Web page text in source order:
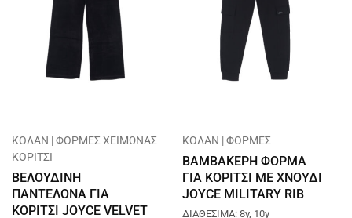
ΚΟΛΑΝ | ΦΟΡΜΕΣ ΧΕΙΜΩΝΑΣ
ΚΟΡΙΤΣΙ
ΒΕΛΟΥΔΙΝΗ
ΠΑΝΤΕΛΟΝΑ ΓΙΑ
ΚΟΡΙΤΣΙ JOYCE VELVET
ΚΟΛΑΝ | ΦΟΡΜΕΣ
ΒΑΜΒΑΚΕΡΗ ΦΟΡΜΑ
ΓΙΑ ΚΟΡΙΤΣΙ ΜΕ ΧΝΟΥΔΙ
JOYCE MILITARY RIB
ΜΑΥΡΟ 2463404
ΔΙΑΘΕΣΙΜΑ: 8y, 10y